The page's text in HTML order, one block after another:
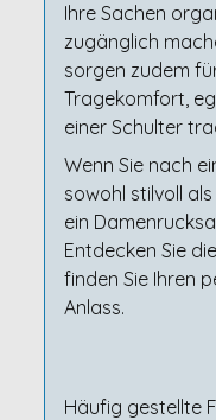
Ihre Sachen
zugänglich
sorgen zudem
Tragekomfort,
einer Schulter
Wenn Sie nach
sowohl stilvoll
ein
Entdecken Sie
finden Sie Ihren
Anlass.
Häufig gestellte